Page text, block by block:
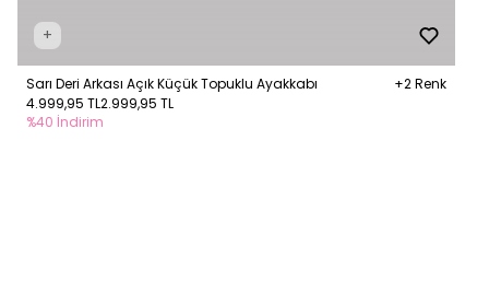
+
Sarı Deri Arkası Açık Küçük Topuklu Ayakkabı
+2 Renk
4.999,95 TL2.999,95 TL
%40 İndirim